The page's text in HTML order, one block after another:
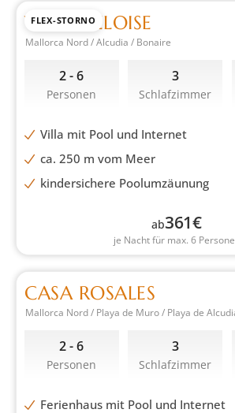
FLEX-STORNO
VILLA HELOISE
Mallorca Nord / Alcudia / Bonaire
2 - 6
Personen
3
Schlafzimmer
Villa mit Pool und Internet
ca. 250 m vom Meer
kindersichere Poolumzäunung
ab361€
je Nacht für max. 6
CASA ROSALES
Mallorca Nord / Playa de Muro / Playa de
2 - 6
Personen
3
Schlafzimmer
Ferienhaus mit Pool und Internet